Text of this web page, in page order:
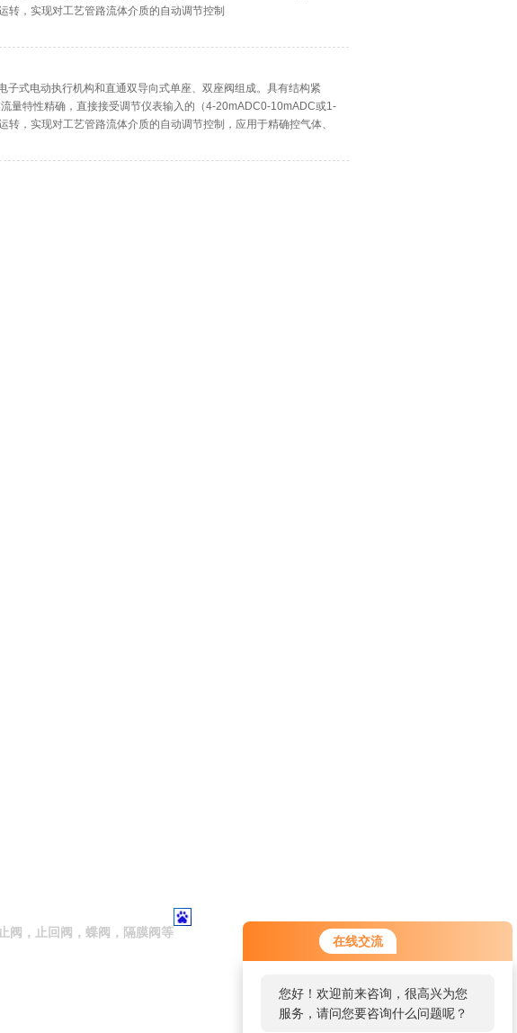
在线交流
您好！欢迎前来咨询，很高兴为您
服务，请问您要咨询什么问题呢？
转，实现对工艺管路流体介质的自动调节控制
子式电动执行机构和直通双导向式单座、双座阀组成。具有结构紧
量特性精确，直接接受调节仪表输入的（4-20mADC0-10mADC或1-
，实现对工艺管路流体介质的自动调节控制，应用于精确控气体、
、温度、液位等参数保持在给定值.
阀，止回阀，蝶阀，隔膜阀等